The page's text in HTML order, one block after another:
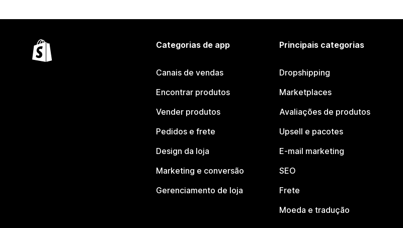
Categorias de app
Canais de vendas
Encontrar produtos
Vender produtos
Pedidos e frete
Design da loja
Marketing e conversão
Gerenciamento de loja
Principais categorias
Dropshipping
Marketplaces
Avaliações de produtos
Upsell e pacotes
E-mail marketing
SEO
Frete
Moeda e tradução